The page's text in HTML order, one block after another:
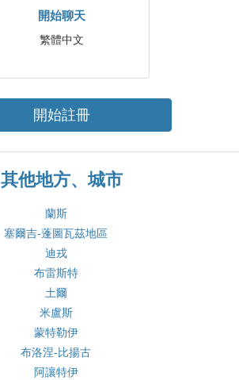
開始聊天
繁體中文
開始註冊
其他地方、城市
蘭斯
塞爾吉-蓬圖瓦茲地區
迪戎
布雷斯特
土爾
米盧斯
蒙特勒伊
布洛涅-比揚古
阿讓特伊